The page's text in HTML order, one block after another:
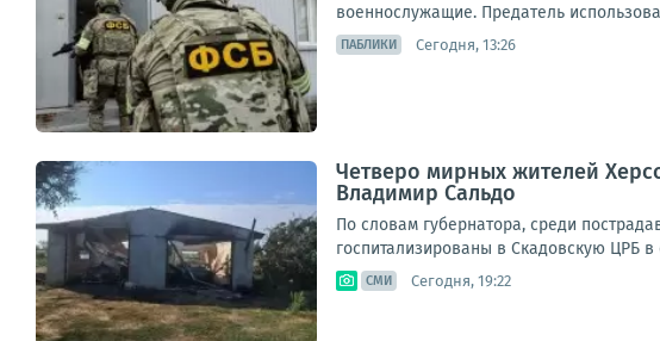
военнослужащие. Предатель
ПАБЛИКИ Сегодня, 13:26
Четверо мирных жителей
Владимир Сальдо
По словам губернатора, среди
госпитализированы в Скадовскую ЦРБ в
СМИ Сегодня, 19:22